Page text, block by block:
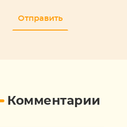
Комментарии